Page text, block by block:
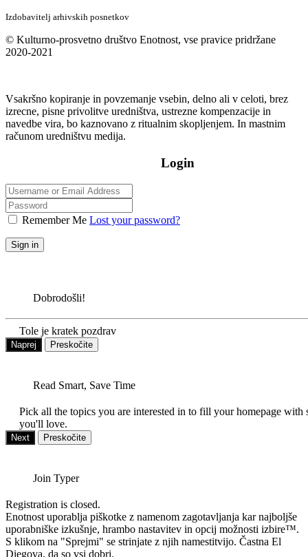
Izdobavitelj arhivskih posnetkov
© Kulturno-prosvetno društvo Enotnost, vse pravice pridržane
2020-2021
Vsakršno kopiranje in povzemanje vsebin, delno ali v celoti, brez
izrecne, pisne privolitve uredništva, ustrezne kompenzacije in
navedbe vira, bo kaznovano z ritualnim skopljenjem. In mastnim
računom uredništvu medija.
Login
Remember Me Lost your password?
Sign in
Dobrodošli!
Tole je kratek pozdrav
Naprej Preskočite
Read Smart, Save Time
Pick all the topics you are interested in to fill your homepage with
you'll love.
Next Preskočite
Join Typer
Registration is closed.
Enotnost uporablja piškotke z namenom zagotavljanja kar najboljše
uporabniške izkušnje, hrambo nastavitev in opcij možnosti izbire™.
S klikom na "Sprejmi" se strinjate z njih namestitvijo. Častna El
Diegova, da so vsi dobri.